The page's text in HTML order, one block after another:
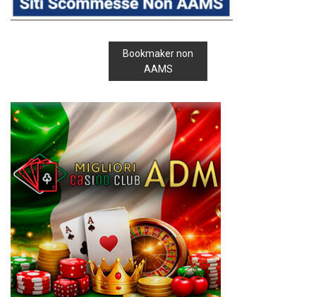
Bookmaker non
AAMS